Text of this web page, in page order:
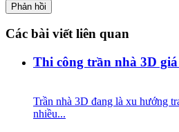
Các bài viết liên quan
Thi công trần nhà 3D
Trần nhà 3D đang là xu hướng
nhiều...